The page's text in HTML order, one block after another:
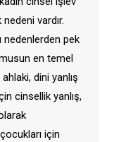
vardır.
nedenlerden pek
en temel
dini yanlış
cinsellik yanlış,
için